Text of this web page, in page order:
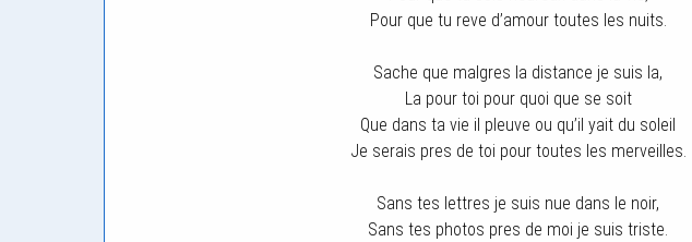
Pour que tu reve d’amour toutes les nuits.
Sache que malgres la distance je suis la,
La pour toi pour quoi que se soit
Que dans ta vie il pleuve ou qu’il yait du soleil
Je serais pres de toi pour toutes les merveilles.
Sans tes lettres je suis nue dans le noir,
Sans tes photos pres de moi je suis triste.